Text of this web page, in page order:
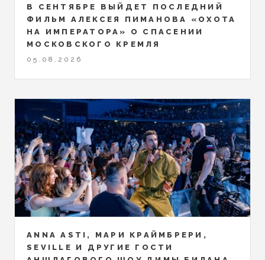
В СЕНТЯБРЕ ВЫЙДЕТ ПОСЛЕДНИЙ
ФИЛЬМ АЛЕКСЕЯ ПИМАНОВА «ОХОТА
НА ИМПЕРАТОРА» О СПАСЕНИИ
МОСКОВСКОГО КРЕМЛЯ
05.08.2026
ANNA ASTI, МАРИ КРАЙМБРЕРИ,
SEVILLE И ДРУГИЕ ГОСТИ